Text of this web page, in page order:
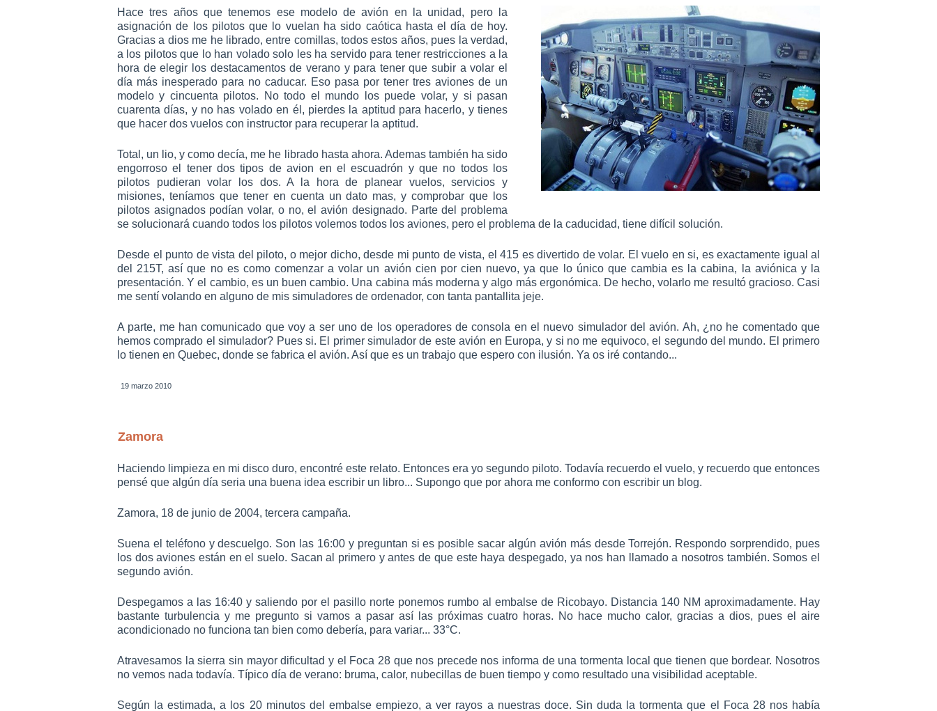
Hace tres años que tenemos ese modelo de avión en la unidad, pero la
asignación de los pilotos que lo vuelan ha sido caótica hasta el día de hoy.
Gracias a dios me he librado, entre comillas, todos estos años, pues la verdad,
a los pilotos que lo han volado solo les ha servido para tener restricciones a la
hora de elegir los destacamentos de verano y para tener que subir a volar el
día más inesperado para no caducar. Eso pasa por tener tres aviones de un
modelo y cincuenta pilotos. No todo el mundo los puede volar, y si pasan
cuarenta días, y no has volado en él, pierdes la aptitud para hacerlo, y tienes
que hacer dos vuelos con instructor para recuperar la aptitud.
Total, un lio, y como decía, me he librado hasta ahora. Ademas también ha sido
engorroso el tener dos tipos de avion en el escuadrón y que no todos los
pilotos pudieran volar los dos. A la hora de planear vuelos, servicios y
misiones, teníamos que tener en cuenta un dato mas, y comprobar que los
pilotos asignados podían volar, o no, el avión designado. Parte del problema
se solucionará cuando todos los pilotos volemos todos los aviones, pero el problema de la caducidad, tiene difícil solución.
Desde el punto de vista del piloto, o mejor dicho, desde mi punto de vista, el 415 es divertido de volar. El vuelo en si, es exactamente igual al
del 215T, así que no es como comenzar a volar un avión cien por cien nuevo, ya que lo único que cambia es la cabina, la aviónica y la
presentación. Y el cambio, es un buen cambio. Una cabina más moderna y algo más ergonómica. De hecho, volarlo me resultó gracioso. Casi
me sentí volando en alguno de mis simuladores de ordenador, con tanta pantallita jeje.
A parte, me han comunicado que voy a ser uno de los operadores de consola en el nuevo simulador del avión. Ah, ¿no he comentado que
hemos comprado el simulador? Pues si. El primer simulador de este avión en Europa, y si no me equivoco, el segundo del mundo. El primero
lo tienen en Quebec, donde se fabrica el avión. Así que es un trabajo que espero con ilusión. Ya os iré contando...
19 marzo 2010
Zamora
Haciendo limpieza en mi disco duro, encontré este relato. Entonces era yo segundo piloto. Todavía recuerdo el vuelo, y recuerdo que entonces
pensé que algún día seria una buena idea escribir un libro... Supongo que por ahora me conformo con escribir un blog.
Zamora, 18 de junio de 2004, tercera campaña.
Suena el teléfono y descuelgo. Son las 16:00 y preguntan si es posible sacar algún avión más desde Torrejón. Respondo sorprendido, pues
los dos aviones están en el suelo. Sacan al primero y antes de que este haya despegado, ya nos han llamado a nosotros también. Somos el
segundo avión.
Despegamos a las 16:40 y saliendo por el pasillo norte ponemos rumbo al embalse de Ricobayo. Distancia 140 NM aproximadamente. Hay
bastante turbulencia y me pregunto si vamos a pasar así las próximas cuatro horas. No hace mucho calor, gracias a dios, pues el aire
acondicionado no funciona tan bien como debería, para variar... 33°C.
Atravesamos la sierra sin mayor dificultad y el Foca 28 que nos precede nos informa de una tormenta local que tienen que bordear. Nosotros
no vemos nada todavía. Típico día de verano: bruma, calor, nubecillas de buen tiempo y como resultado una visibilidad aceptable.
Según la estimada, a los 20 minutos del embalse empiezo, a ver rayos a nuestras doce. Sin duda la tormenta que el Foca 28 nos había